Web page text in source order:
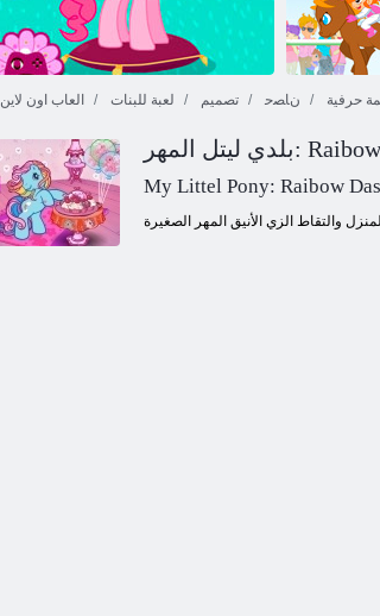
My Little Pony Rainbow Power Equestria
dash
سي iPlayer:
والاميرة
ﻞﺘﻴﻟ ﻱﺪﻠﺑ
ﻱﺪﻠﺑ
العاب اون لاين لعبة للبنات تصميم ﻥﺎﺼﺣ حرفية
My Littel Pony: Raibow